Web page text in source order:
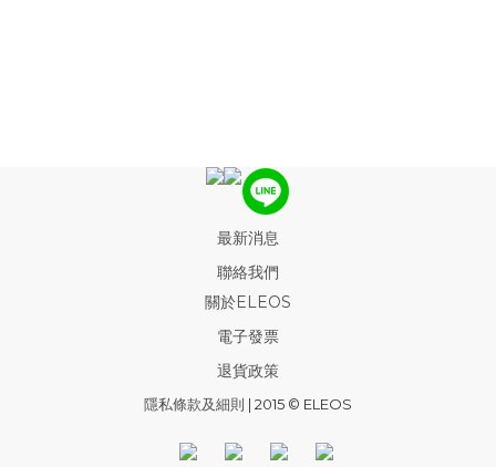
最新消息
聯絡我們
關於ELEOS
電子發票
退貨政策
隱私條款及細則 | 2015 © ELEOS